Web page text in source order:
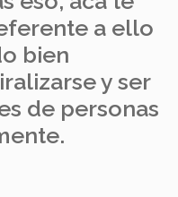
a ello
bien
y ser
de personas